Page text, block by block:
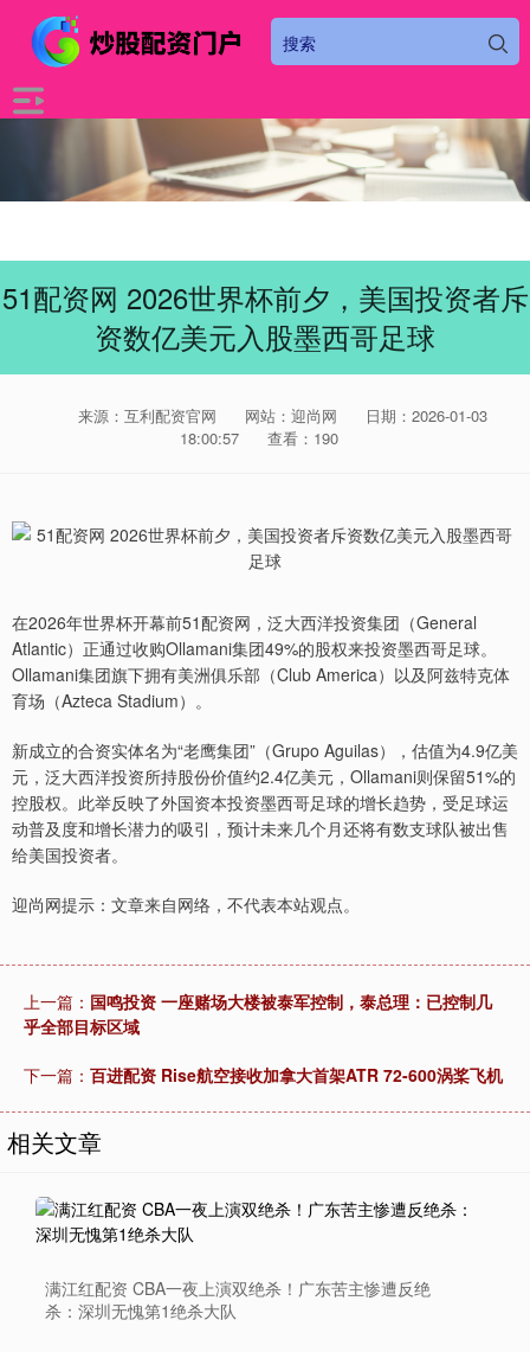
51配资网 2026世界杯前夕，美国投资者斥
资数亿美元入股墨西哥足球
来源：互利配资官网 网站：迎尚网
日期：2026-01-03
18:00:57
查看：190
在2026年世界杯开幕前51配资网，泛大西洋投资集团（General
Atlantic）正通过收购Ollamani集团49%的股权来投资墨西哥足球。
Ollamani集团旗下拥有美洲俱乐部（Club America）以及阿兹特克体
育场（Azteca Stadium）。
新成立的合资实体名为“老鹰集团”（Grupo Aguilas），估值为4.9亿美
元，泛大西洋投资所持股份价值约2.4亿美元，Ollamani则保留51%的
控股权。此举反映了外国资本投资墨西哥足球的增长趋势，受足球运
动普及度和增长潜力的吸引，预计未来几个月还将有数支球队被出售
给美国投资者。
迎尚网提示：文章来自网络，不代表本站观点。
上一篇： 国鸣投资 一座赌场大楼被泰军控制，泰总理：已控制几
乎全部目标区域
下一篇： 百进配资 Rise航空接收加拿大首架ATR 72-600涡桨飞机
相关文章
满江红配资 CBA一夜上演双绝杀！广东苦主惨遭反绝
杀：深圳无愧第1绝杀大队